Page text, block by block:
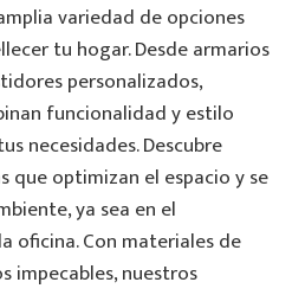
variedad de opciones
tu hogar. Desde armarios
personalizados,
funcionalidad y estilo
necesidades. Descubre
que optimizan el espacio y se
ya sea en el
oficina. Con materiales de
impecables, nuestros